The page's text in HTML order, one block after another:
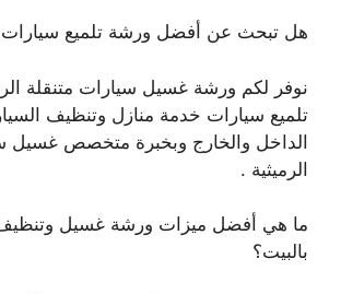
هل تبحث عن أفضل ورشة تلميع سيارات
نوفر لكم ورشة غسيل سيارات متنقلة
تلميع سيارات خدمة منازل وتنظيف
الداخل والخارج وبخبرة متخصص غسيل
الرميثية .
ما هي أفضل ميزات ورشة غسيل
بالبيت؟